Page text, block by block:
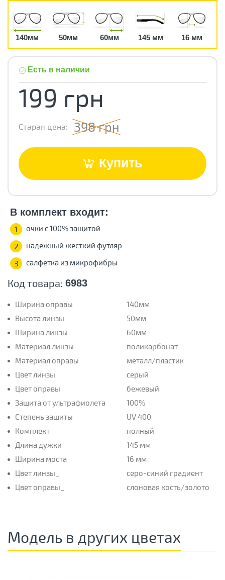
140мм 50мм 60мм 145 мм 16 мм
Код товара: 6983
Ширина оправы
140мм
Высота линзы
50мм
Ширина линзы
60мм
Материал линзы
поликарбонат
Материал оправы
металл/пластик
Цвет линзы
серый
Цвет оправы
бежевый
Защита от ультрафиолета
100%
Степень защиты
UV 400
Комплект
полный
Длина дужки
145 мм
Ширина моста
16 мм
Цвет линзы_
серо-синий градиент
Цвет оправы_
слоновая кость/золото
Есть в наличии
199 грн
Старая цена: 398 грн
Купить
В комплект входит:
1 очки с 100% защитой
2 надежный жесткий футляр
3 салфетка из микрофибры
Модель в других цветах